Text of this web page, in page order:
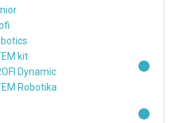
kit
Dynamic
Robotika